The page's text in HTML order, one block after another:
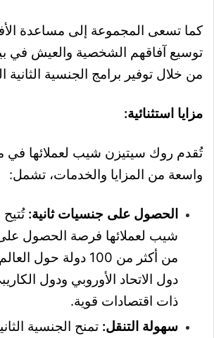
كما تسعى المجموعة إلى مساعدة
توسيع آفاقهم الشخصية والعيش في
من خلال توفير برامج الجنسية
مزايا استثنائية:
تُقدم روك سيتيزن شيب لعملائها
واسعة من المزايا والخدمات، تشمل:
الحصول على جنسيات ثانية:
شيب لعملائها فرصة الحصول
من أكثر من 100 دولة
دول الاتحاد الأوروبي ودول
ذات اقتصادات قوية.
سهولة التنقل: تمنح الجنسية